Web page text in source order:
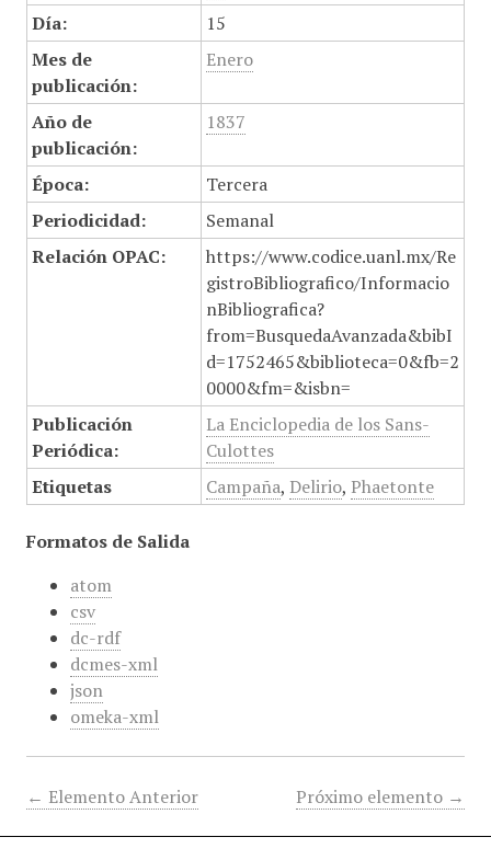
Día:
15
Mes de
publicación:
Enero
Año de
publicación:
1837
Época:
Tercera
Periodicidad:
Semanal
Relación OPAC:
https://www.codice.uanl.mx/Re
gistroBibliografico/Informacio
nBibliografica?
from=BusquedaAvanzada&bibI
d=1752465&biblioteca=0&fb=2
0000&fm=&isbn=
Publicación
Periódica:
La Enciclopedia de los Sans-
Culottes
Etiquetas
Campaña, Delirio, Phaetonte
Formatos de Salida
atom
csv
dc-rdf
dcmes-xml
json
omeka-xml
← Elemento Anterior Próximo elemento →